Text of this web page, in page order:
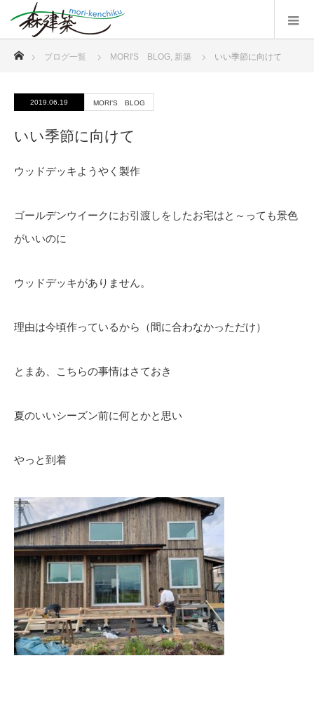
ブログ一覧 MORI'S BLOG, 新築 いい季節に向けて
2019.06.19 MORI'S BLOG
いい季節に向けて
ウッドデッキようやく製作
ゴールデンウイークにお引渡しをしたお宅はと～っても景色
がいいのに
ウッドデッキがありません。
理由は今頃作っているから（間に合わなかっただけ）
とまあ、こちらの事情はさておき
夏のいいシーズン前に何とかと思い
やっと到着